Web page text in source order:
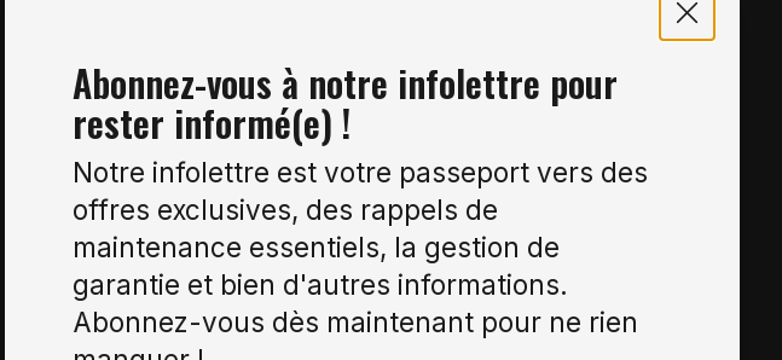
Abonnez-vous à notre infolettre pour
rester informé(e) !
Notre infolettre est votre passeport vers des
offres exclusives, des rappels de
maintenance essentiels, la gestion de
garantie et bien d'autres informations.
Abonnez-vous dès maintenant pour ne rien